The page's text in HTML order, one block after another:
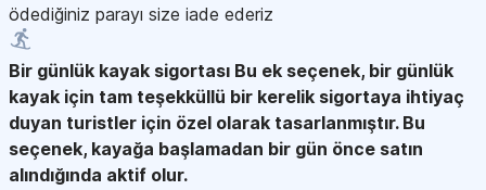
ödediğiniz parayı size iade ederiz
Bir günlük kayak sigortası Bu ek seçenek, bir günlük
kayak için tam teşekküllü bir kerelik sigortaya ihtiyaç
duyan turistler için özel olarak tasarlanmıştır. Bu
seçenek, kayağa başlamadan bir gün önce satın
alındığında aktif olur.